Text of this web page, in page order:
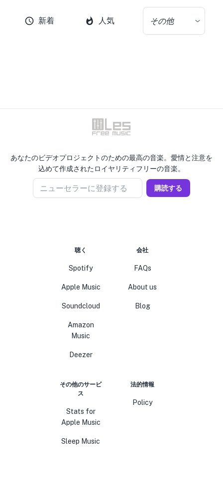
新着 人気 その他
あなたのビデオプロジェクトのための最高の音楽。愛情と注意を
込めて作成されたロイヤリティフリーの音楽。
ニューセラーに登録する 購読する
聴く
Spotify
Apple Music
Soundcloud
Amazon
Music
Deezer
会社
FAQs
About us
Blog
その他のサービ
ス
Stats for
Apple Music
Sleep Music
法的情報
Policy